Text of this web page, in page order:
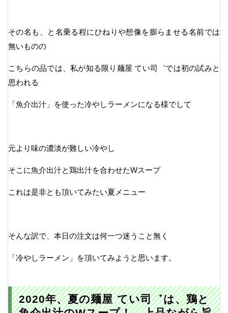
その名も、と名乗る程にひねりや想像を膨らませる名前では
無いものの
こちらの品では、私が知る限り麺屋 てい司゛では初の試みと
思われる
「魚介出汁」を使った冷やしラーメンになる様でして
元より味の濃淡が難しい冷やし
そこに魚介出汁と鶏出汁を合わせたWスープ
これは是非とも頂いてみたい夏メニュー
そんな訳で、本日の注文は何一つ迷うこと無く
「冷やしラーメン」を頂いてみようと思います。
2020年、夏の麺屋 てい司゛は、鶏と